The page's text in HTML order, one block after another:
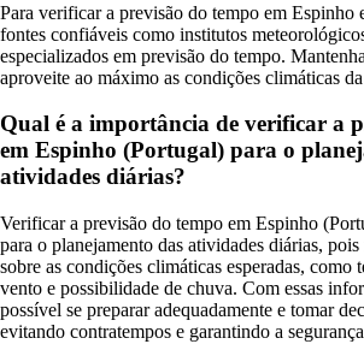
Para verificar a previsão do tempo em Espinho
fontes confiáveis como institutos
especializados em previsão do tempo.
aproveite ao máximo as condições climáticas
Qual é a importância de verificar a
em Espinho (Portugal) para o
atividades diárias?
Verificar a previsão do tempo em Espinho
para o planejamento das atividades diárias,
sobre as condições climáticas esperadas, como
vento e possibilidade de chuva. Com essas
possível se preparar adequadamente e tomar
evitando contratempos e garantindo a